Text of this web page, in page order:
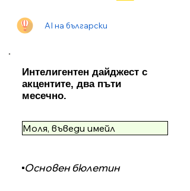
AI на български
Интелигентен дайджест с
акцентите, два пъти
месечно.
Основен бюлетин